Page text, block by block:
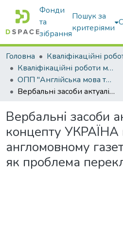
Фонди
та
зібрання
Пошук за
критеріями
Головна
Кваліфікаційні
Кваліфікаційні роботи магістрів
ОПП "Англійська мова та друга іноземна мова"
Вербальні засоби актуалізації концепту УКРАЇНА в сучасному англомовному газетному дискурсі як проблема перекладу
Вербальні засоби
концепту УКРАЇНА
англомовному
як проблема